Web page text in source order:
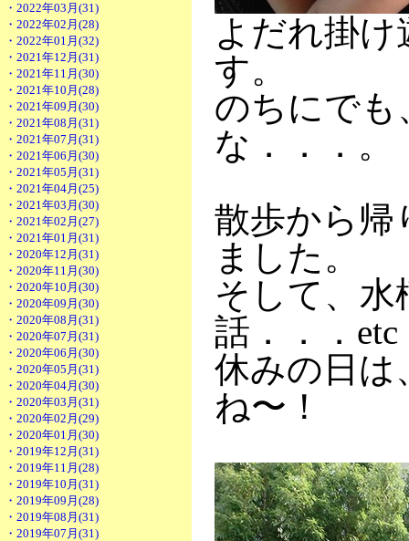
・2022年03月(31)
・2022年02月(28)
・2022年01月(32)
・2021年12月(31)
・2021年11月(30)
・2021年10月(28)
・2021年09月(30)
・2021年08月(31)
・2021年07月(31)
・2021年06月(30)
・2021年05月(31)
・2021年04月(25)
・2021年03月(30)
・2021年02月(27)
・2021年01月(31)
・2020年12月(31)
・2020年11月(30)
・2020年10月(30)
・2020年09月(30)
・2020年08月(31)
・2020年07月(31)
・2020年06月(30)
・2020年05月(31)
・2020年04月(30)
・2020年03月(31)
・2020年02月(29)
・2020年01月(30)
・2019年12月(31)
・2019年11月(28)
・2019年10月(31)
・2019年09月(28)
・2019年08月(31)
・2019年07月(31)
よだれ掛
す。
のちにでも
な．．．。
散歩から
ました。
そして、
話．．．etc
休みの日は
ね〜！